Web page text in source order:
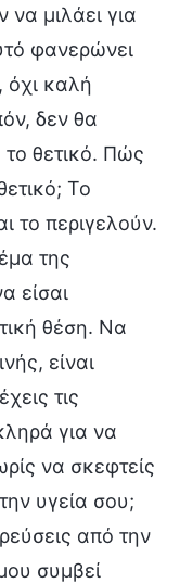
να μιλάει για
φανερώνει
όχι καλή
δεν θα
θετικό. Πώς
Το
το περιγελούν.
της
είσαι
θέση. Να
είναι
τις
για να
να σκεφτείς
υγεία σου;
από την
συμβεί